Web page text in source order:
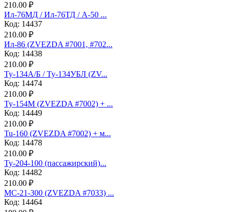
210.00 ₽
Ил-76МД / Ил-76ТД / А-50 ...
Код: 14437
210.00 ₽
Ил-86 (ZVEZDA #7001, #702...
Код: 14438
210.00 ₽
Ту-134А/Б / Ту-134УБЛ (ZV...
Код: 14474
210.00 ₽
Ту-154М (ZVEZDA #7002) + ...
Код: 14449
210.00 ₽
Tu-160 (ZVEZDA #7002) + м...
Код: 14478
210.00 ₽
Ту-204-100 (пассажирский)...
Код: 14482
210.00 ₽
МС-21-300 (ZVEZDA #7033) ...
Код: 14464